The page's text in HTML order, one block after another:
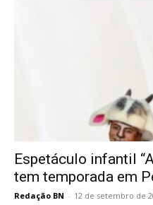
Espetáculo infantil
tem temporada em
Redação BN - 12 de setembro de